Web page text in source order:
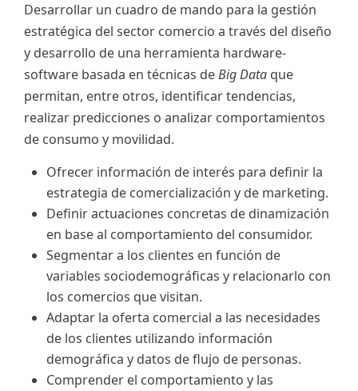
Desarrollar un cuadro de mando para la gestión
estratégica del sector comercio a través del diseño
y desarrollo de una herramienta hardware-
software basada en técnicas deBig Data que
permitan, entre otros, identificar tendencias,
realizar predicciones o analizar comportamientos
de consumo y movilidad.
Ofrecer información de interés para definir la
estrategia de comercialización y de marketing.
Definir actuaciones concretas de dinamización
en base al comportamiento del consumidor.
Segmentar a los clientes en función de
variables sociodemográficas y relacionarlo con
los comercios que visitan.
Adaptar la oferta comercial a las necesidades
de los clientes utilizando información
demográfica y datos de flujo de personas.
Comprender el comportamiento y las